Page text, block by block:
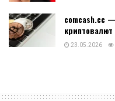
comcash.cc
криптовалют
23.05.2026